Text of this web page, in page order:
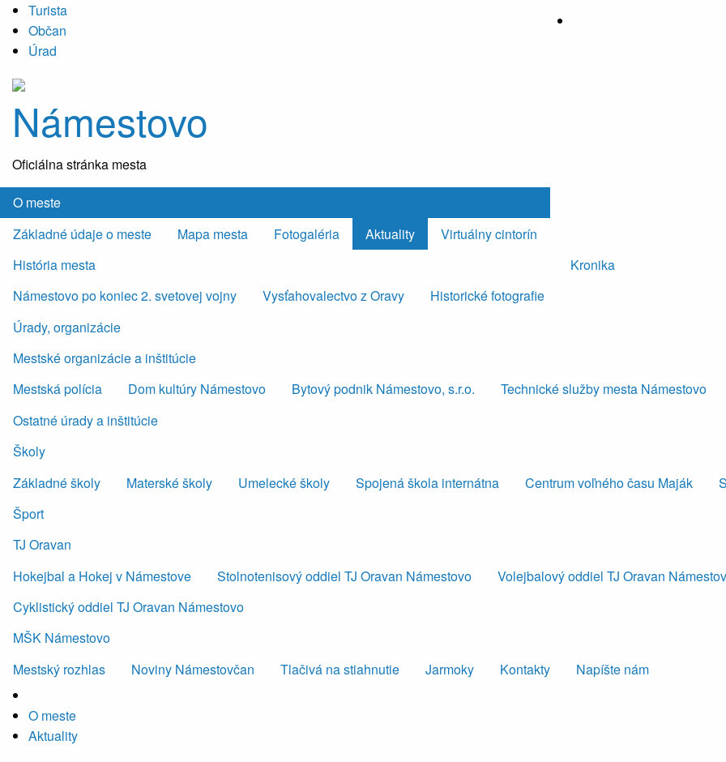
Turista
Občan
Úrad
Námestovo
Oficiálna stránka mesta
O meste
Základné údaje o meste
Mapa mesta Fotogaléria Aktuality
Virtuálny cintorín
História mesta
Námestovo po koniec 2. svetovej vojny
Vysťahovalectvo z Oravy Historické fotografie
Kronika
Úrady, organizácie
Mestské organizácie a inštitúcie
Mestská polícia
Dom kultúry Námestovo Bytový podnik Námestovo, s.r.o. Technické služby mesta Námestovo
Ostatné úrady a inštitúcie
Školy
Základné školy
Materské školy Umelecké školy Spojená škola internátna Centrum voľného času Maják
Šport
TJ Oravan
Hokejbal a Hokej v Námestove
Stolnotenisový oddiel TJ Oravan Námestovo Volejbalový oddiel TJ Oravan
Cyklistický oddiel TJ Oravan Námestovo
MŠK Námestovo
Mestský rozhlas
Noviny Námestovčan Tlačivá na stiahnutie Jarmoky Kontakty Napíšte nám
O meste
Aktuality